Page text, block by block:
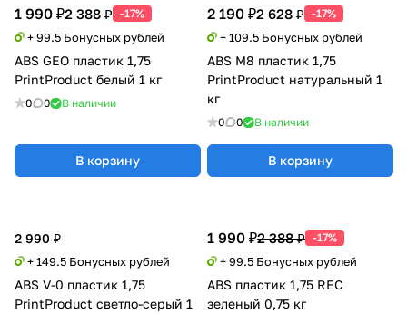
1 990 ₽2 388 ₽ -17%
+ 99.5 Бонусных рублей
ABS GEO пластик 1,75
PrintProduct белый 1 кг
0 0 В наличии
В корзину
2 190 ₽2 628 ₽ -17%
+ 109.5 Бонусных рублей
ABS M8 пластик 1,75
PrintProduct натуральный 1
кг
0 0 В наличии
В корзину
1 990 ₽2 388 ₽ -17%
+ 99.5 Бонусных рублей
ABS пластик 1,75 REC
зеленый 0,75 кг
2 990 ₽
+ 149.5 Бонусных рублей
ABS V-0 пластик 1,75
PrintProduct светло-серый 1